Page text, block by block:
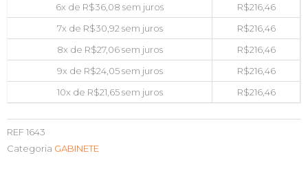
6x de R$36,08 sem juros R$216,46
7x de R$30,92 sem juros R$216,46
8x de R$27,06sem juros R$216,46
9x de R$24,05sem juros R$216,46
10x de R$21,65sem juros R$216,46
REF1643
Categoria GABINETE